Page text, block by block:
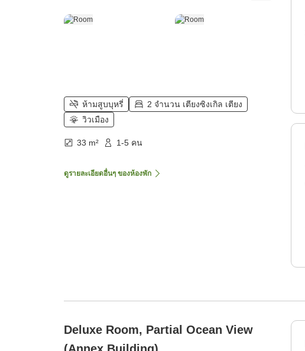
ห้ามสูบบุหรี่
2 จำนวน เตียงซิงเกิล เตียง
วิวเมือง
33 m² 1-5 คน
ดูรายละเอียดอื่นๆ ของห้องพัก
Deluxe Room, Partial Ocean View